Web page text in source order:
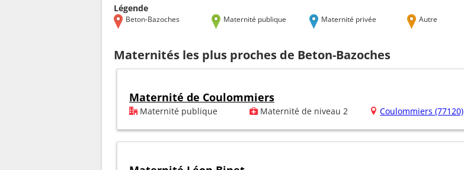
Légende
Beton-Bazoches Maternité publique Maternité privée Autre
Maternités les plus proches de Beton-Bazoches
Maternité de Coulommiers
Maternité publique Maternité de niveau 2 Coulommiers (77120)